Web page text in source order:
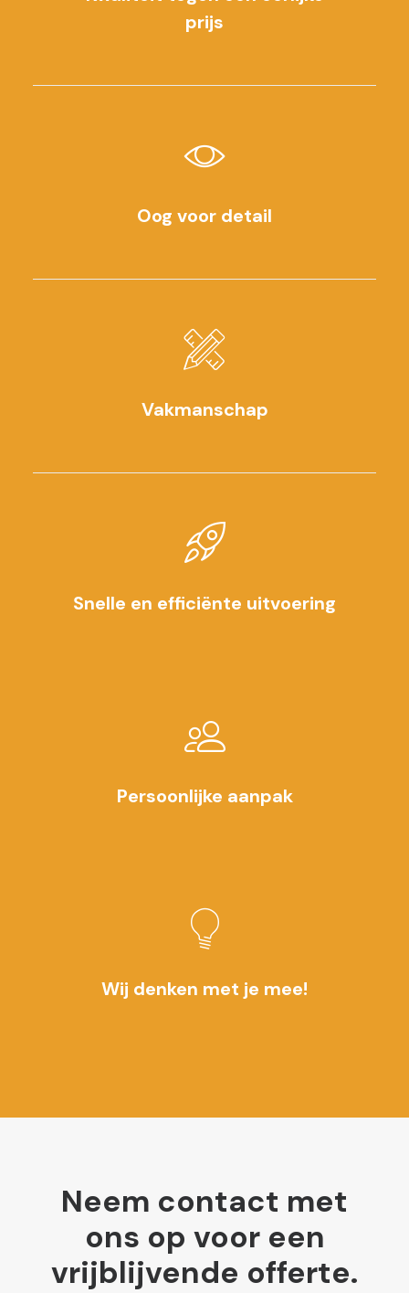
prijs
Oog voor detail
Vakmanschap
Snelle en efficiënte uitvoering
Persoonlijke aanpak
Wij denken met je mee!
Neem contact met
ons op voor een
vrijblijvende offerte.